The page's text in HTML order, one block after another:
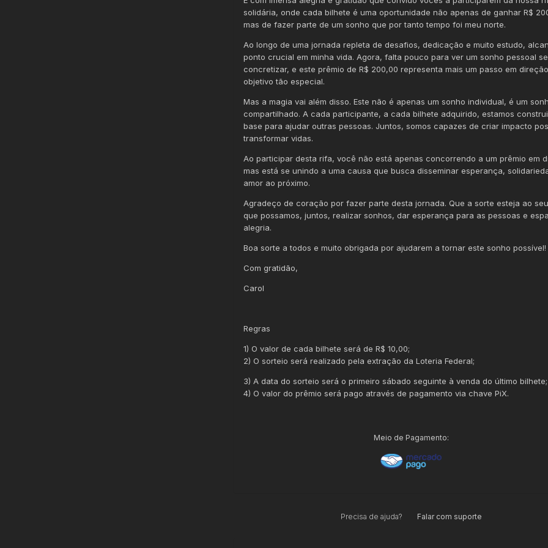
solidária, onde cada bilhete é uma oportunidade não apenas de ganhar R$
mas de fazer parte de um sonho que por tanto tempo foi meu norte.
Ao longo de uma jornada repleta de desafios, dedicação e muito estudo,
ponto crucial em minha vida. Agora, falta pouco para ver um sonho pessoal se
concretizar, e este prêmio de R$ 200,00 representa mais um passo em
objetivo tão especial.
Mas a magia vai além disso. Este não é apenas um sonho individual, é um
compartilhado. A cada participante, a cada bilhete adquirido, estamos
base para ajudar outras pessoas. Juntos, somos capazes de criar impacto
transformar vidas.
Ao participar desta rifa, você não está apenas concorrendo a um prêmio em
mas está se unindo a uma causa que busca disseminar esperança,
amor ao próximo.
Agradeço de coração por fazer parte desta jornada. Que a sorte esteja ao
que possamos, juntos, realizar sonhos, dar esperança para as pessoas e
alegria.
Boa sorte a todos e muito obrigada por ajudarem a tornar este sonho possível!
Com gratidão,
Carol
Regras
1) O valor de cada bilhete será de R$ 10,00;
2) O sorteio será realizado pela extração da Loteria Federal;
3) A data do sorteio será o primeiro sábado seguinte à venda do último bilhete;
4) O valor do prêmio será pago através de pagamento via chave PiX.
Meio de Pagamento:
Precisa de ajuda? Falar com suporte